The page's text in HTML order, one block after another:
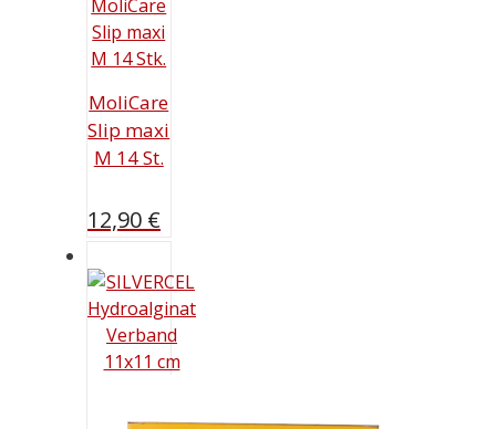
MoliCare
Slip maxi
M 14 St.
12,90 €